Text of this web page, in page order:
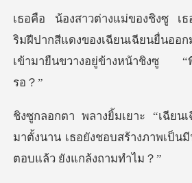
ออกจากระบบ
ริมฝีปากสีแดงของเฉียนเฉียนยื่นออ
เ
มาตั้งนาน เธอยังชอบสร้างภาพเป็นมี